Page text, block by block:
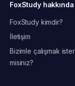
FoxStudy hakkında
FoxStudy kimdir?
İletişim
Bizimle çalışmak ister
misiniz?